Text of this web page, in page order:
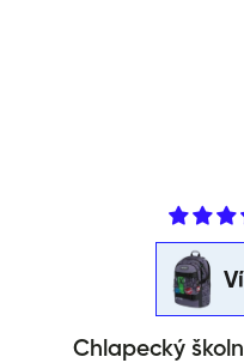
Školní batoh
Chlapecký